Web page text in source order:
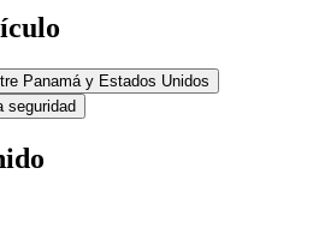
Panamá y Estados Unidos
seguridad